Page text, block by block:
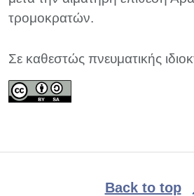
τρομοκρατών.
Σε καθεστώς πνευματικής
Back to top